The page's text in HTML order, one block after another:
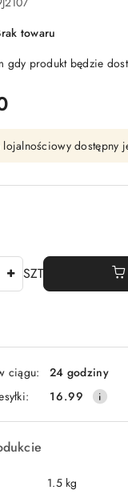
towaru
gdy produkt będzie
dostępny
SZT
ciągu:
24 godziny
16.99
1.5 kg